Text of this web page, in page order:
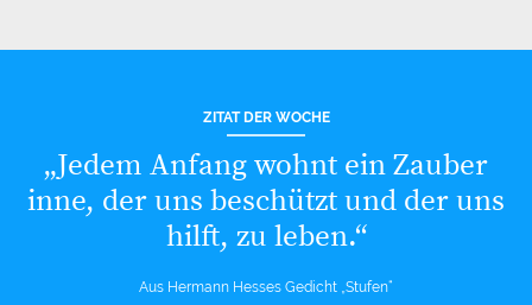
ZITAT DER WOCHE
„Jedem Anfang wohnt ein Zauber
inne, der uns beschützt und der uns
hilft, zu leben.“
Aus Hermann Hesses Gedicht „Stufen“